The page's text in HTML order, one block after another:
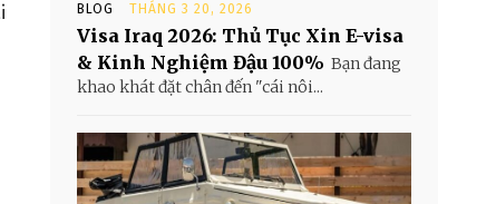
BLOG THÁNG 3 20, 2026
Visa Iraq 2026: Thủ Tục Xin E-visa
& Kinh Nghiệm Đậu 100% Bạn đang
khao khát đặt chân đến "cái nôi...